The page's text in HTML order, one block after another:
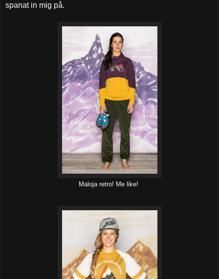
spanat in mig på.
Maloja retro! Me like!